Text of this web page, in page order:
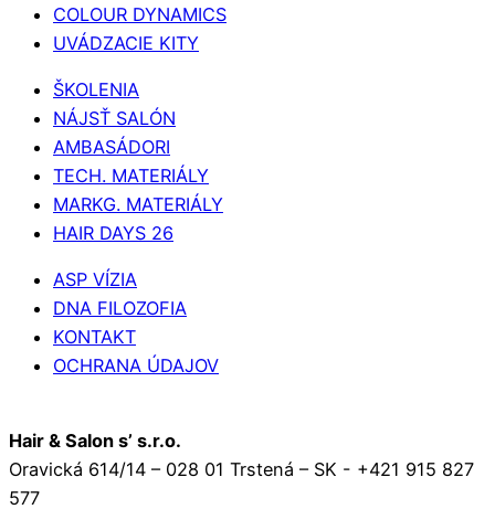
COLOUR DYNAMICS
UVÁDZACIE KITY
ŠKOLENIA
NÁJSŤ SALÓN
AMBASÁDORI
TECH. MATERIÁLY
MARKG. MATERIÁLY
HAIR DAYS 26
ASP VÍZIA
DNA FILOZOFIA
KONTAKT
OCHRANA ÚDAJOV
Hair & Salon s’ s.r.o.
Oravická 614/14 – 028 01 Trstená – SK - +421 915 827
577